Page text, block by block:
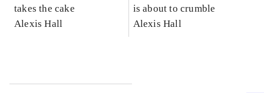
takes the cake
Alexis Hall
is about to crumble
Alexis Hall